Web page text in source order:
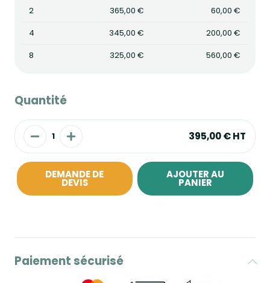
2
365,00 €
60,00 €
4
345,00 €
200,00 €
8
325,00 € 560,00 €
Quantité
395,00 €HT
DEMANDE DE
DEVIS
AJOUTER AU
PANIER
Paiement sécurisé